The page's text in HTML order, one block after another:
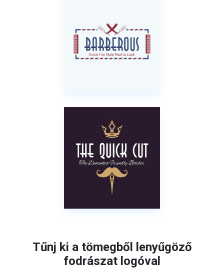
Tűnj ki a tömegből lenyűgöző
fodrászat logóval